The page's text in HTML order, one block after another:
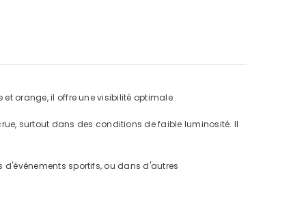
orange, il offre une visibilité optimale.
surtout dans des conditions de faible luminosité. Il
sportifs, ou dans d'autres